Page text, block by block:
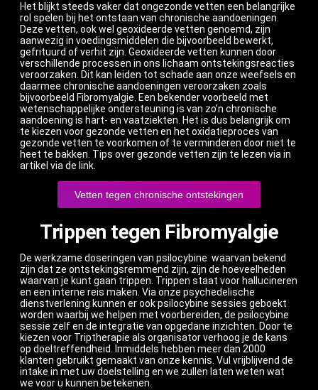
Het blijkt steeds vaker dat ongezonde vetten een belangrijke
rol spelen bij het ontstaan van chronische aandoeningen.
Deze vetten, ook wel geoxideerde vetten genoemd, zijn
aanwezig in voedingsmiddelen die bijvoorbeeld bewerkt,
gefrituurd of verhit zijn. Geoxideerde vetten kunnen door
verschillende processen in ons lichaam ontstekingsreacties
veroorzaken. Dit kan leiden tot schade aan onze weefsels en
daarmee chronische aandoeningen veroorzaken zoals
bijvoorbeeld Fibromyalgie. Een bekender voorbeeld met
wetenschappelijke ondersteuning is van zo’n chronische
aandoening is hart- en vaatziekten. Het is dus belangrijk om
te kiezen voor gezonde vetten en het oxidatieproces van
gezonde vetten te voorkomen of te verminderen door niet te
heet te bakken. Tips over gezonde vetten zijn te lezen via in
artikel via de link.
Vetten tegen chronische ontstekingen
Trippen tegen Fibromyalgie
De werkzame doseringen van psilocybine waarvan bekend
zijn dat ze ontstekingsremmend zijn, zijn de hoeveelheden
waarvan je kunt gaan trippen. Trippen staat voor hallucineren
en een interne reis maken. Via onze psychedelische
dienstverlening kunnen er ook psilocybine sessies geboekt
worden waarbij we helpen met voorbereiden, de psilocybine
sessie zelf en de integratie van opgedane inzichten. Door te
kiezen voor Triptherapie als organisator verhoog je de kans
op doeltreffendheid. Inmiddels hebben meer dan 2000
klanten gebruikt gemaakt van onze kennis. Vul vrijblijvend de
intake in met uw doelstelling en we zullen laten weten wat
we voor u kunnen betekenen.